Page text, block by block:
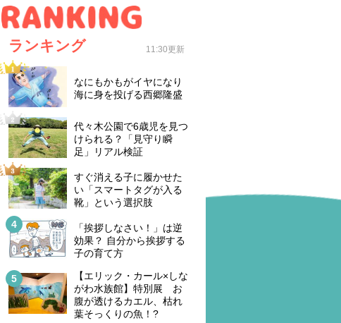
ランキング 11:30更新
なにもかもがイヤになり
海に身を投げる西郷隆盛
代々木公園で6歳児を見つ
けられる？「見守り瞬
足」リアル検証
すぐ消える子に履かせた
い「スマートタグが入る
靴」という選択肢
「挨拶しなさい！」は逆
効果？ 自分から挨拶する
子の育て方
【エリック・カール×しな
がわ水族館】特別展 お
腹が透けるカエル、枯れ
葉そっくりの魚！?